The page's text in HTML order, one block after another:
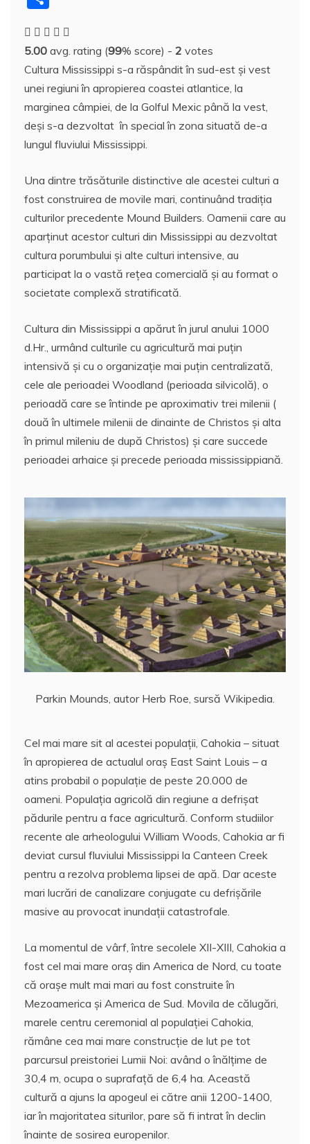
e
b
o
o
k
e
st r
dI
n
a
c
e
t
A
p
rt
aj
e
a
z
ă
5.00 avg. rating (99% score) - 2 votes
Cultura Mississippi s-a răspândit în sud-est și vest
unei regiuni în apropierea coastei atlantice, la
marginea câmpiei, de la Golful Mexic până la vest,
deși s-a dezvoltat în special în zona situată de-a
lungul fluviului Mississippi.
Una dintre trăsăturile distinctive ale acestei culturi a
fost construirea de movile mari, continuând tradiția
culturilor precedente Mound Builders. Oamenii care au
aparținut acestor culturi din Mississippi au dezvoltat
cultura porumbului și alte culturi intensive, au
participat la o vastă rețea comercială și au format o
societate complexă stratificată.
Cultura din Mississippi a apărut în jurul anului 1000
d.Hr., urmând culturile cu agricultură mai puțin
intensivă și cu o organizație mai puțin centralizată,
cele ale perioadei Woodland (perioada silvicolă), o
perioadă care se întinde pe aproximativ trei milenii (
două în ultimele milenii de dinainte de Christos și alta
în primul mileniu de după Christos) și care succede
perioadei arhaice și precede perioada mississippiană.
Parkin Mounds, autor Herb Roe, sursă Wikipedia.
Cel mai mare sit al acestei populații, Cahokia – situat
în apropierea de actualul oraș East Saint Louis – a
atins probabil o populație de peste 20.000 de
oameni. Populația agricolă din regiune a defrișat
pădurile pentru a face agricultură. Conform studiilor
recente ale arheologului William Woods, Cahokia ar fi
deviat cursul fluviului Mississippi la Canteen Creek
pentru a rezolva problema lipsei de apă. Dar aceste
mari lucrări de canalizare conjugate cu defrișările
masive au provocat inundații catastrofale.
La momentul de vârf, între secolele XII-XIII, Cahokia a
fost cel mai mare oraș din America de Nord, cu toate
că orașe mult mai mari au fost construite în
Mezoamerica și America de Sud. Movila de călugări,
marele centru ceremonial al populației Cahokia,
rămâne cea mai mare construcție de lut pe tot
parcursul preistoriei Lumii Noi: având o înălțime de
30,4 m, ocupa o suprafață de 6,4 ha. Această
cultură a ajuns la apogeul ei către anii 1200-1400,
iar în majoritatea siturilor, pare să fi intrat în declin
înainte de sosirea europenilor.